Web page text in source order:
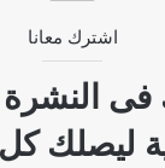
اشترك معانا
النشرة
ليصلك